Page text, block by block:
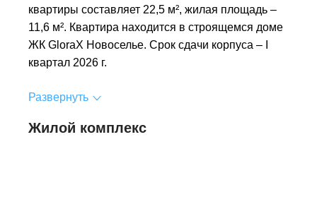
квартиры составляет 22,5 м², жилая площадь –
11,6 м². Квартира находится в строящемся доме
ЖК GloraX Новоселье. Срок сдачи корпуса – I
квартал 2026 г.
Развернуть
Жилой комплекс